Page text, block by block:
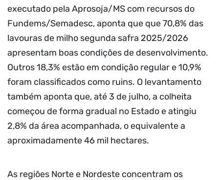
executado pela Aprosoja/MS com recursos do
Fundems/Semadesc, aponta que que 70,8% das
lavouras de milho segunda safra 2025/2026
apresentam boas condições de desenvolvimento.
Outros 18,3% estão em condição regular e 10,9%
foram classificados como ruins. O levantamento
também aponta que, até 3 de julho, a colheita
começou de forma gradual no Estado e atingiu
2,8% da área acompanhada, o equivalente a
aproximadamente 46 mil hectares.
As regiões Norte e Nordeste concentram os